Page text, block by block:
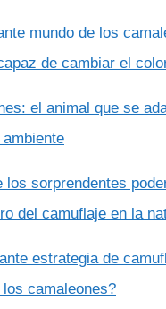
mundo de los
de cambiar el
el animal que se
los sorprendentes
del camuflaje en la
estrategia de
camaleones?